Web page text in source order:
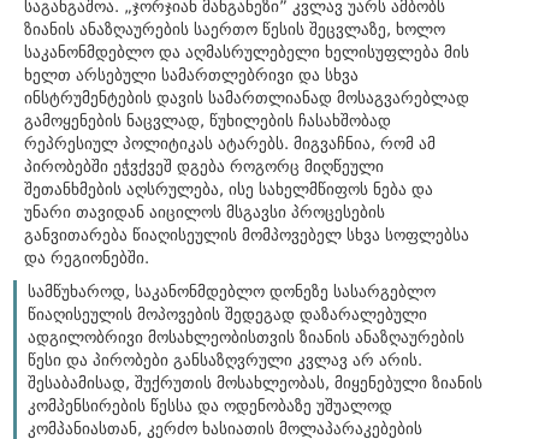
საგანგაშოა. „ჯორჯიან მანგანეზი” კვლავ უარს ამბობს
ზიანის ანაზღაურების საერთო წესის შეცვლაზე, ხოლო
საკანონმდებლო და აღმასრულებელი ხელისუფლება მის
ხელთ არსებული სამართლებრივი და სხვა
ინსტრუმენტების დავის სამართლიანად მოსაგვარებლად
გამოყენების ნაცვლად, წუხილების ჩასახშობად
რეპრესიულ პოლიტიკას ატარებს. მიგვაჩნია, რომ ამ
პირობებში ეჭვქვეშ დგება როგორც მიღწეული
შეთანხმების აღსრულება, ისე სახელმწიფოს ნება და
უნარი თავიდან აიცილოს მსგავსი პროცესების
განვითარება წიაღისეულის მომპოვებელ სხვა სოფლებსა
და რეგიონებში.
სამწუხაროდ, საკანონმდებლო დონეზე სასარგებლო
წიაღისეულის მოპოვების შედეგად დაზარალებული
ადგილობრივი მოსახლეობისთვის ზიანის ანაზღაურების
წესი და პირობები განსაზღვრული კვლავ არ არის.
შესაბამისად, შუქრუთის მოსახლეობას, მიყენებული ზიანის
კომპენსირების წესსა და ოდენობაზე უშუალოდ
კომპანიასთან, კერძო ხასიათის მოლაპარაკებების